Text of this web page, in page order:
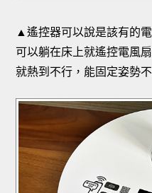
▲遙控器可以說是該有的
可以躺在床上就遙控電風
就熱到不行，能固定姿勢